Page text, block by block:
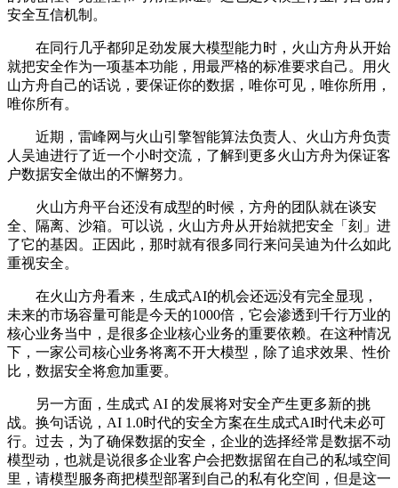
安全互信机制。
在同行几乎都卯足劲发展大模型能力时，火山方舟从开始
就把安全作为一项基本功能，用最严格的标准要求自己。用火
山方舟自己的话说，要保证你的数据，唯你可见，唯你所用，
唯你所有。
近期，雷峰网与火山引擎智能算法负责人、火山方舟负责
人吴迪进行了近一个小时交流，了解到更多火山方舟为保证客
户数据安全做出的不懈努力。
火山方舟平台还没有成型的时候，方舟的团队就在谈安
全、隔离、沙箱。可以说，火山方舟从开始就把安全「刻」进
了它的基因。正因此，那时就有很多同行来问吴迪为什么如此
重视安全。
在火山方舟看来，生成式AI的机会还远没有完全显现，
未来的市场容量可能是今天的1000倍，它会渗透到千行万业的
核心业务当中，是很多企业核心业务的重要依赖。在这种情况
下，一家公司核心业务将离不开大模型，除了追求效果、性价
比，数据安全将愈加重要。
另一方面，生成式 AI 的发展将对安全产生更多新的挑
战。换句话说，AI 1.0时代的安全方案在生成式AI时代未必可
行。过去，为了确保数据的安全，企业的选择经常是数据不动
模型动，也就是说很多企业客户会把数据留在自己的私域空间
里，请模型服务商把模型部署到自己的私有化空间，但是这一